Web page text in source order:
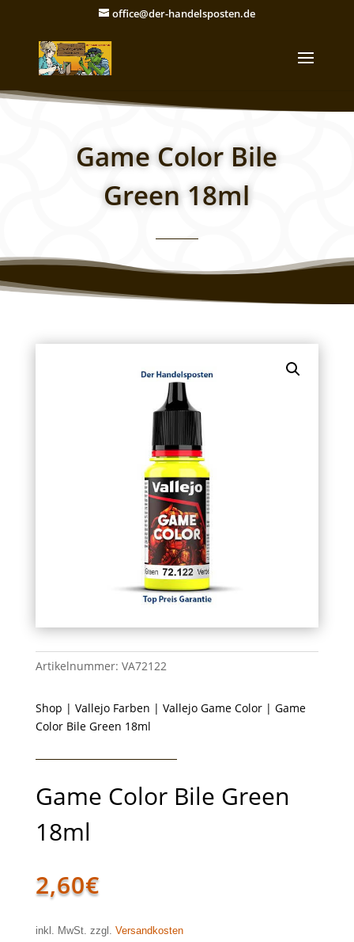
office@der-handelsposten.de
Game Color Bile
Green 18ml
Artikelnummer: VA72122
Shop | Vallejo Farben | Vallejo Game Color| Game
Color Bile Green 18ml
Game Color Bile Green
18ml
2,60€
inkl. MwSt. zzgl. Versandkosten